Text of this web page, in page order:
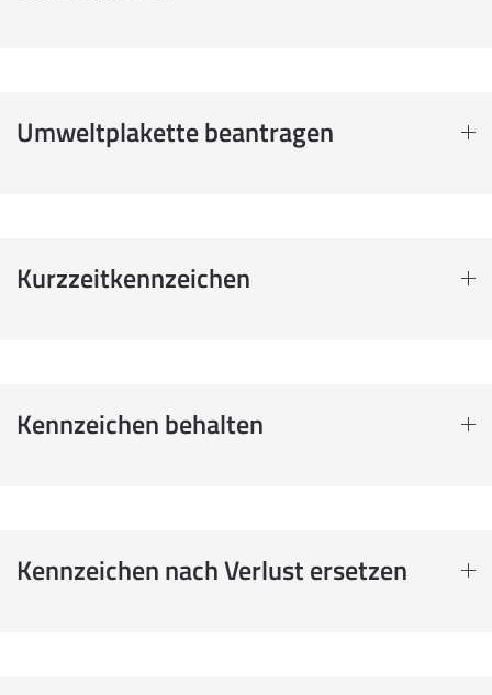
Umweltplakette beantragen
Kurzzeitkennzeichen
Kennzeichen behalten
Kennzeichen nach Verlust ersetzen